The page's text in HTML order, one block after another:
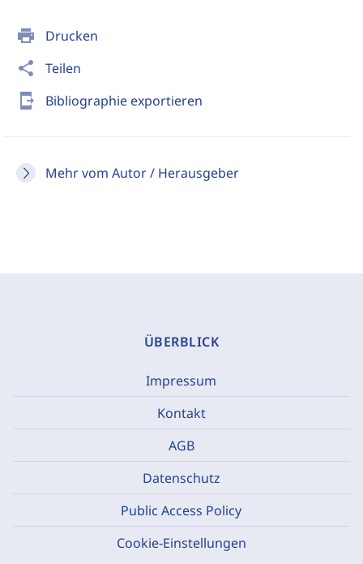
print Drucken
share Teilen
send_to_mobile Bibliographie exportieren
Mehr vom Autor / Herausgeber
ÜBERBLICK
Impressum
Kontakt
AGB
Datenschutz
Public Access Policy
Cookie-Einstellungen